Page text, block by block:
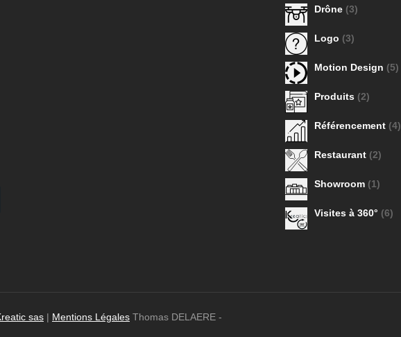
Drône (3)
Logo (3)
Motion Design (5)
Produits (2)
Référencement (4)
Restaurant (2)
Showroom (1)
Visites à 360° (6)
sas | Mentions Légales Thomas DELAERE -